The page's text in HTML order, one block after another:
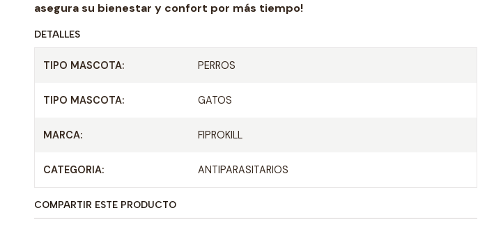
asegura su bienestar y confort por más tiempo!
DETALLES
TIPO MASCOTA: PERROS
TIPO MASCOTA: GATOS
MARCA: FIPROKILL
CATEGORIA: ANTIPARASITARIOS
COMPARTIR ESTE PRODUCTO